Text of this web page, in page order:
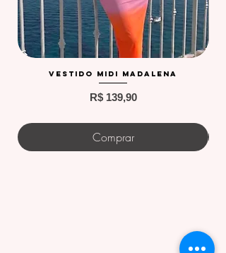
Vestido Midi Madalena
Preço
R$ 139,90
Comprar